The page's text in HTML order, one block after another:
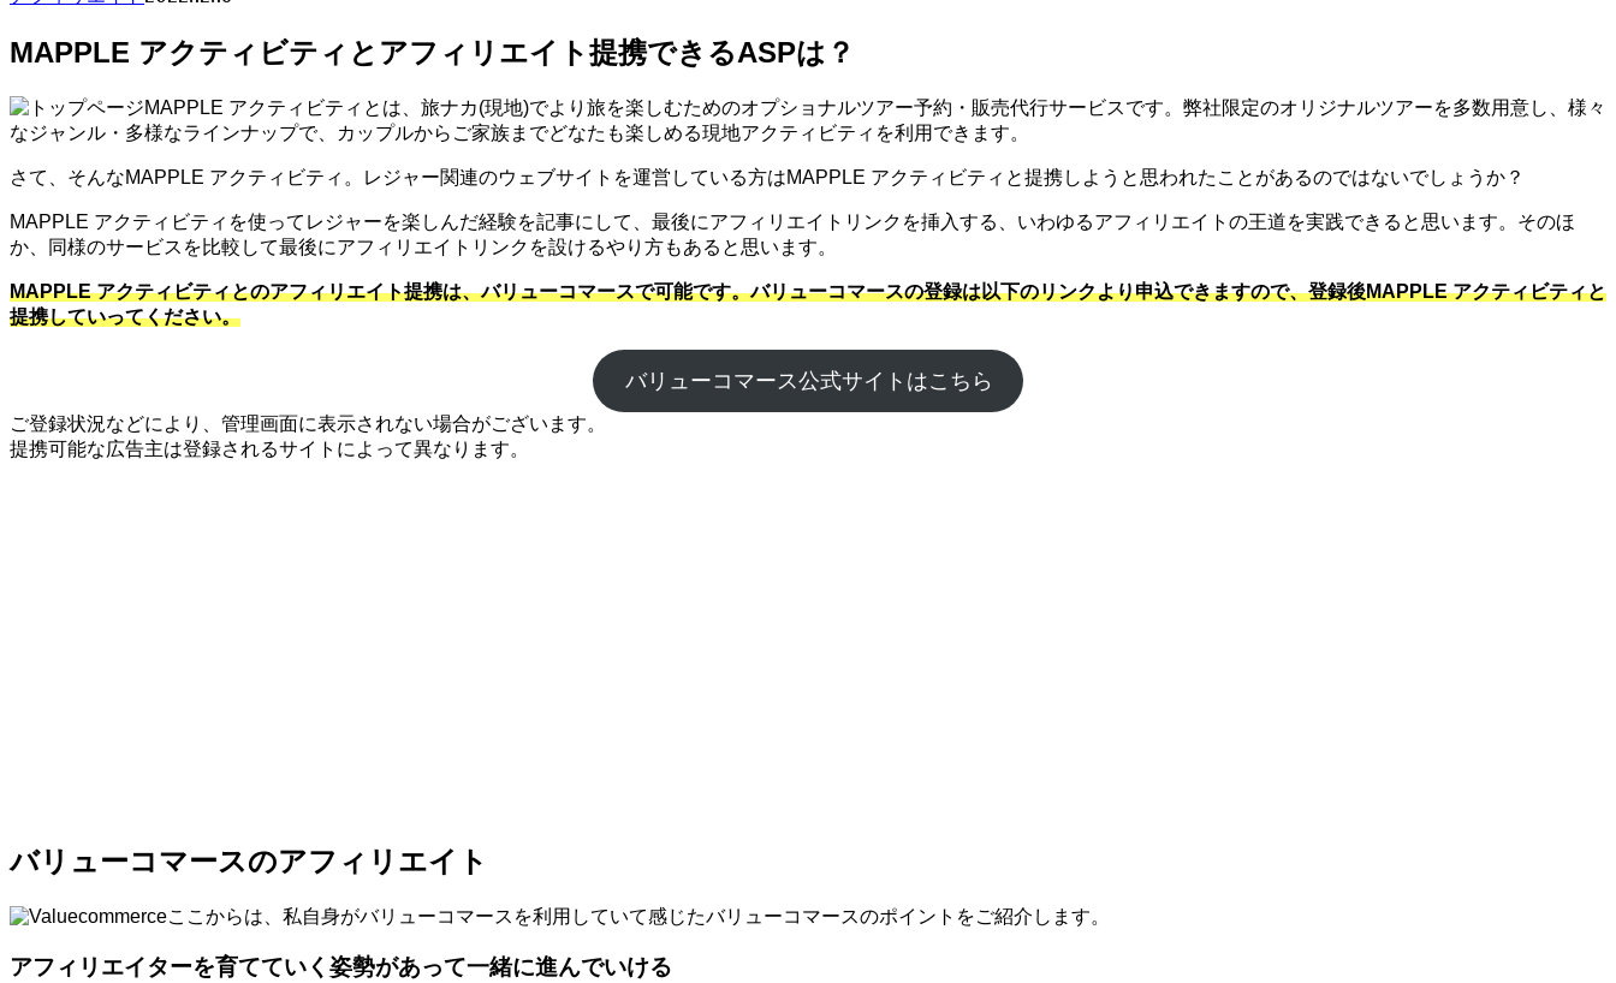
MAPPLE アクティビティとアフィリエイト提携できるASPは？
MAPPLE アクティビティとは、旅ナカ(現地)でより旅を楽しむためのオプショナルツアー予約・販売代行サービスです。弊社限定のオリジナルツアーを多数用意し、様々
なジャンル・多様なラインナップで、カップルからご家族までどなたも楽しめる現地アクティビティを利用できます。
さて、そんなMAPPLE アクティビティ。レジャー関連のウェブサイトを運営している方はMAPPLE アクティビティと提携しようと思われたことがあるのではないでしょうか？
MAPPLE アクティビティを使ってレジャーを楽しんだ経験を記事にして、最後にアフィリエイトリンクを挿入する、いわゆるアフィリエイトの王道を実践できると思います。そのほ
か、同様のサービスを比較して最後にアフィリエイトリンクを設けるやり方もあると思います。
MAPPLE アクティビティとのアフィリエイト提携は、バリューコマースで可能です。バリューコマースの登録は以下のリンクより申込できますので、登録後MAPPLE アクティビティと
提携していってください。
バリューコマース公式サイトはこちら
ご登録状況などにより、管理画面に表示されない場合がございます。
提携可能な広告主は登録されるサイトによって異なります。
バリューコマースのアフィリエイト
ここからは、私自身がバリューコマースを利用していて感じたバリューコマースのポイントをご紹介します。
アフィリエイターを育てていく姿勢があって一緒に進んでいける